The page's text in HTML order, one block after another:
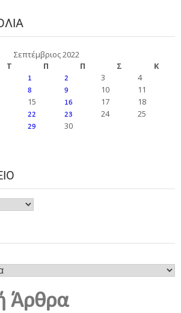
Σεπτέμβριος 2022
Τ Π Π Σ Κ
1 2 3 4
8 9 10 11
15 16 17 18
22 23 24 25
29 30
Άρθρα